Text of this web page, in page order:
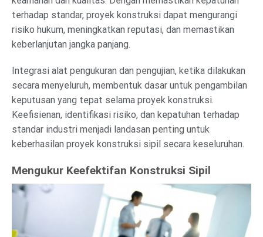
terhadap standar, proyek konstruksi dapat mengurangi
risiko hukum, meningkatkan reputasi, dan memastikan
keberlanjutan jangka panjang.
Integrasi alat pengukuran dan pengujian, ketika dilakukan
secara menyeluruh, membentuk dasar untuk pengambilan
keputusan yang tepat selama proyek konstruksi.
Keefisienan, identifikasi risiko, dan kepatuhan terhadap
standar industri menjadi landasan penting untuk
keberhasilan proyek konstruksi sipil secara keseluruhan.
Mengukur Keefektifan Konstruksi Sipil